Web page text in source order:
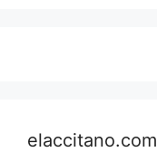
elaccitano.com